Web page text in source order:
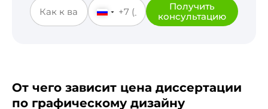
Получить
консультацию
От чего зависит цена диссертации
по графическому дизайну